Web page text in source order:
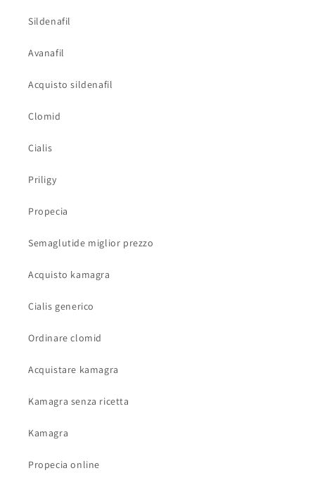
Sildenafil
Avanafil
Acquisto sildenafil
Clomid
Cialis
Priligy
Propecia
Semaglutide miglior prezzo
Acquisto kamagra
Cialis generico
Ordinare clomid
Acquistare kamagra
Kamagra senza ricetta
Kamagra
Propecia online